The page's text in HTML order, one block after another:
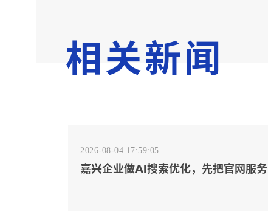
相关新闻
2026-08-04 17:59:05
嘉兴企业做AI搜索优化，先把官网服务